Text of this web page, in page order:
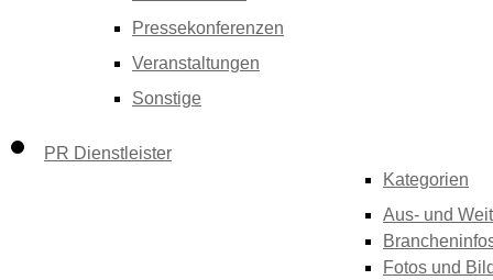
Pressekonferenzen
Veranstaltungen
Sonstige
PR Dienstleister
Kategorien
Aus- und
Fotos und